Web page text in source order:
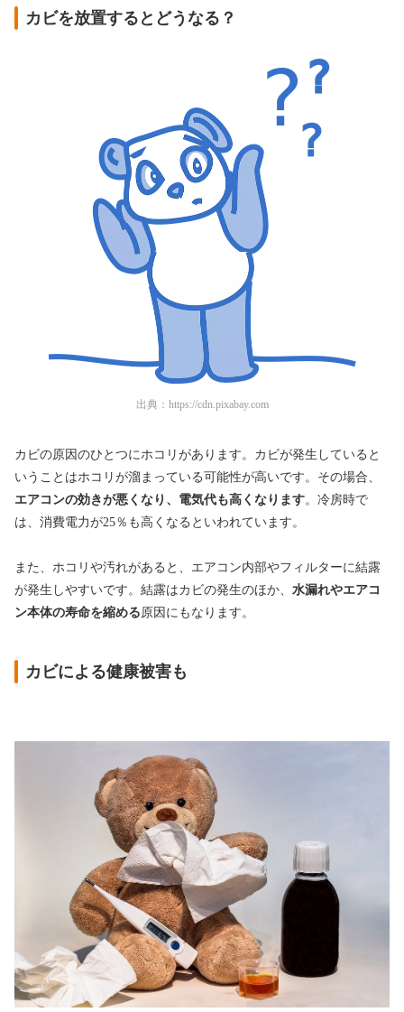
カビを放置するとどうなる？
出典： https://cdn.pixabay.com
カビの原因のひとつにホコリがあります。カビが発生していると
いうことはホコリが溜まっている可能性が高いです。その場合、
エアコンの効きが悪くなり、電気代も高くなります。冷房時で
は、消費電力が25％も高くなるといわれています。
また、ホコリや汚れがあると、エアコン内部やフィルターに結露
が発生しやすいです。結露はカビの発生のほか、 水漏れやエアコ
ン本体の寿命を縮める 原因にもなります。
カビによる健康被害も